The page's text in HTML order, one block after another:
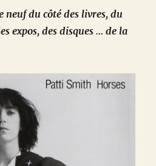
neuf du côté des livres, du
expos, des disques … de la